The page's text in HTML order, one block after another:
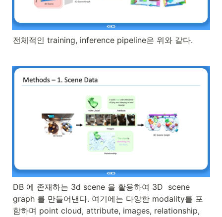
전체적인 training, inference pipeline은 위와 같다.
DB 에 존재하는 3d scene 을 활용하여 3D  scene
graph 를 만들어낸다. 여기에는 다양한 modality를 포
함하며 point cloud, attribute, images, relationship,